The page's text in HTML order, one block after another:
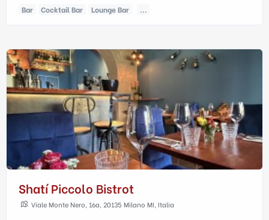
Bar
Cocktail Bar Lounge Bar ...
Shatí Piccolo Bistrot
Viale Monte Nero, 16a, 20135 Milano MI, Italia